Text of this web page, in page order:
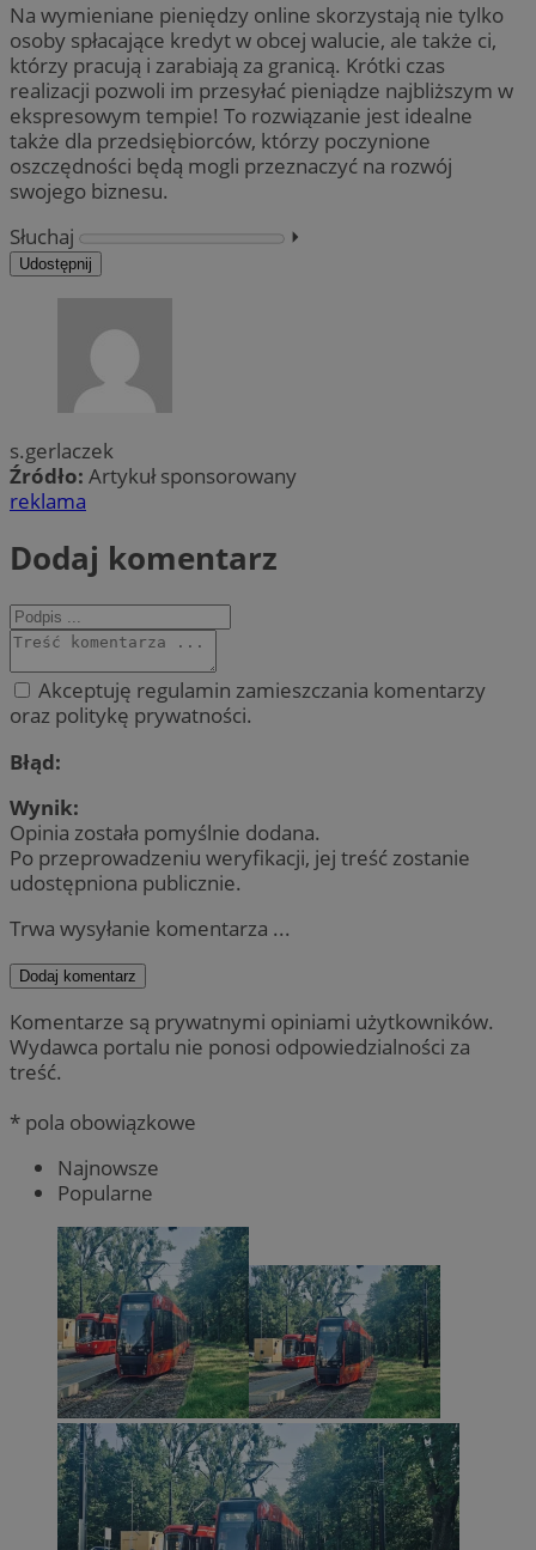
Na wymieniane pieniędzy online skorzystają nie tylko
osoby spłacające kredyt w obcej walucie, ale także ci,
którzy pracują i zarabiają za granicą. Krótki czas
realizacji pozwoli im przesyłać pieniądze najbliższym w
ekspresowym tempie! To rozwiązanie jest idealne
także dla przedsiębiorców, którzy poczynione
oszczędności będą mogli przeznaczyć na rozwój
swojego biznesu.
Słuchaj
⏵︎
Udostępnij
s.gerlaczek
Źródło: Artykuł sponsorowany
reklama
Dodaj komentarz
Akceptuję regulamin zamieszczania komentarzy
oraz politykę prywatności.
Błąd:
Wynik:
Opinia została pomyślnie dodana.
Po przeprowadzeniu weryfikacji, jej treść zostanie
udostępniona publicznie.
Trwa wysyłanie komentarza ...
Dodaj komentarz
Komentarze są prywatnymi opiniami użytkowników.
Wydawca portalu nie ponosi odpowiedzialności za
treść.
* pola obowiązkowe
Najnowsze
Popularne